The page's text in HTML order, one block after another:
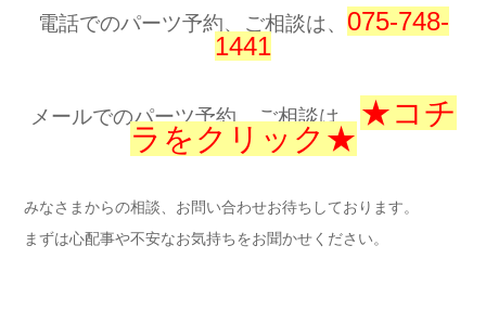
電話でのパーツ予約、ご相談は、 075-748-
1441
メールでのパーツ予約、ご相談は、 ★コチ
ラをクリック★
みなさまからの相談、お問い合わせお待ちしております。
まずは心配事や不安なお気持ちをお聞かせください。